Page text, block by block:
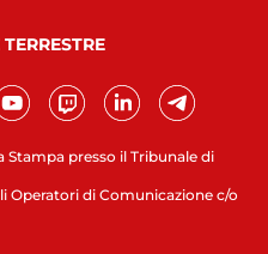
Stampa presso il Tribunale di
Operatori di Comunicazione c/o